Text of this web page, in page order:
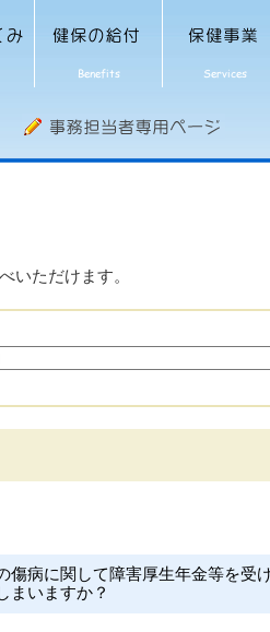
いただけます。
病に関して障害厚生年金等を受
まいますか？